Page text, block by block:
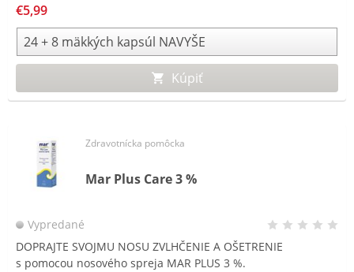
plynu: nafukovanie, plynatosť a brušná tenzia.
€5,99
Kúpiť
Zdravotnícka pomôcka
Mar Plus Care 3 %
Vypredané
DOPRAJTE SVOJMU NOSU ZVLHČENIE A OŠETRENIE
s pomocou nosového spreja MAR PLUS 3 %.